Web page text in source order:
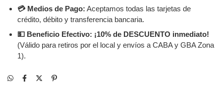
💳 Medios de Pago: Aceptamos todas las tarjetas de
crédito, débito y transferencia bancaria.
💵 Beneficio Efectivo: ¡10% de DESCUENTO inmediato!
(Válido para retiros por el local y envíos a CABA y GBA Zona
1).